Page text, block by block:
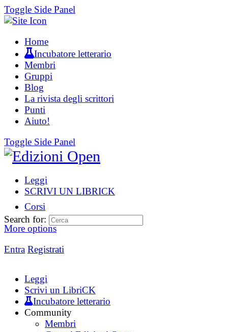
Toggle Side Panel
Home
Incubatore letterario
Membri
Gruppi
Blog
La rivista degli scrittori
Punti
Aiuto!
Toggle Side Panel
Leggi
SCRIVI UN LIBRICK
Corsi
More options
Entra Registrati
Search for:
Leggi
Scrivi un LibriCK
Incubatore letterario
Community
Membri